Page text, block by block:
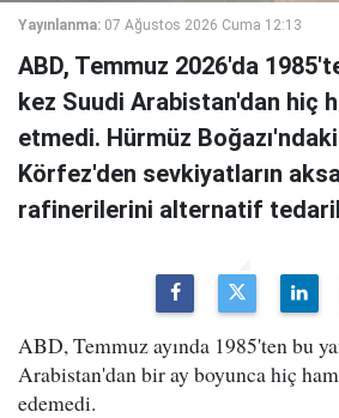
Yayınlanma: 07 Ağustos 2026 Cuma 12:13
ABD, Temmuz 2026'da
kez Suudi Arabistan'dan hiç
etmedi. Hürmüz
Körfez'den sevkiyatların
rafinerilerini alternatif
ABD, Temmuz ayında 1985'ten bu
Arabistan'dan bir ay boyunca hiç
edemedi.